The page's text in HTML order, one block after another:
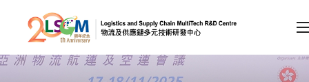
A A EN 繁 简